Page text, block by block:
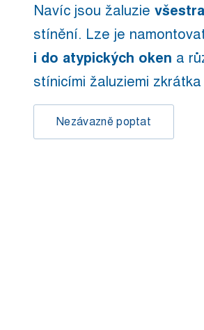
Navíc jsou žaluzie
stínění. Lze je
i do atypických oken a
stínicími žaluziemi
Nezávazně poptat